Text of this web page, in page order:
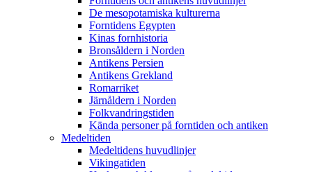
De mesopotamiska kulturerna
Forntidens Egypten
Kinas fornhistoria
Bronsåldern i Norden
Antikens Persien
Antikens Grekland
Romarriket
Järnåldern i Norden
Folkvandringstiden
Kända personer på forntiden och antiken
Medeltiden
Medeltidens huvudlinjer
Vikingatiden